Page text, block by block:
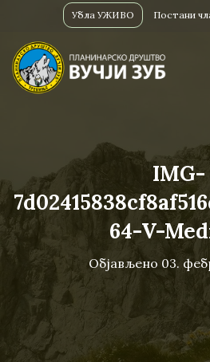
Убла УЖИВО Постани
IMG-
64-V-
Објављено 03.